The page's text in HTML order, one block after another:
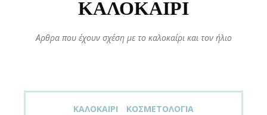
ΚΑΛΟΚΑΊΡΙ
Αρθρα που έχουν σχέση με το καλοκαίρι και τον ήλιο
ΚΑΛΟΚΑΊΡΙ ΚΟΣΜΕΤΟΛΟΓΊΑ